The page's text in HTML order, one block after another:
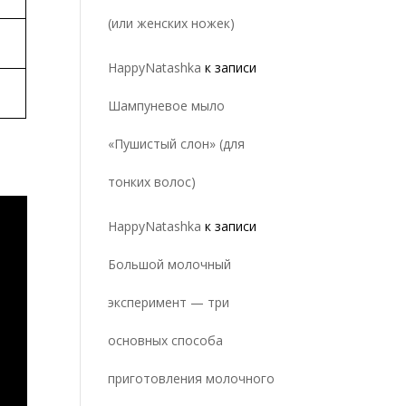
(или женских ножек)
HappyNatashka к записи
Шампуневое мыло
«Пушистый слон» (для
тонких волос)
HappyNatashka к записи
Большой молочный
эксперимент — три
основных способа
приготовления молочного